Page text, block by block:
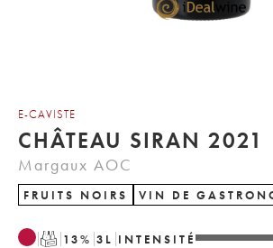
E-CAVISTE
CHÂTEAU SIRAN 2021
Margaux AOC
FRUITS NOIRS VIN DE
T 13% 3 L INTENSITÉ